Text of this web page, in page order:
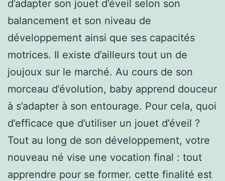
d’adapter son jouet d’éveil selon son
balancement et son niveau de
développement ainsi que ses capacités
motrices. Il existe d’ailleurs tout un de
joujoux sur le marché. Au cours de son
morceau d’évolution, baby apprend douceur
à s’adapter à son entourage. Pour cela, quoi
d’efficace que d’utiliser un jouet d’éveil ?
Tout au long de son développement, votre
nouveau né vise une vocation final : tout
apprendre pour se former. cette finalité est